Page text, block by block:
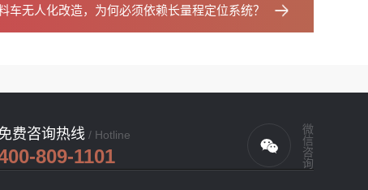
车无人化改造，为何必须依赖长量程定位系统？
费咨询热线 / Hotline
809-1101 微信咨询